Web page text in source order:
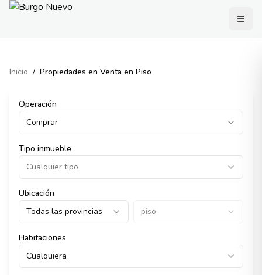
Inicio / Propiedades en Venta en Piso
Operación
Comprar
Tipo inmueble
Cualquier tipo
Ubicación
Todas las provincias
piso
Habitaciones
Cualquiera